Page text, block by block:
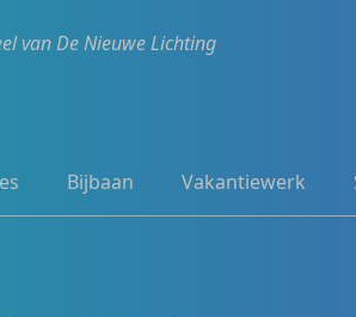
van De Nieuwe Lichting
Bijbaan Vakantiewerk